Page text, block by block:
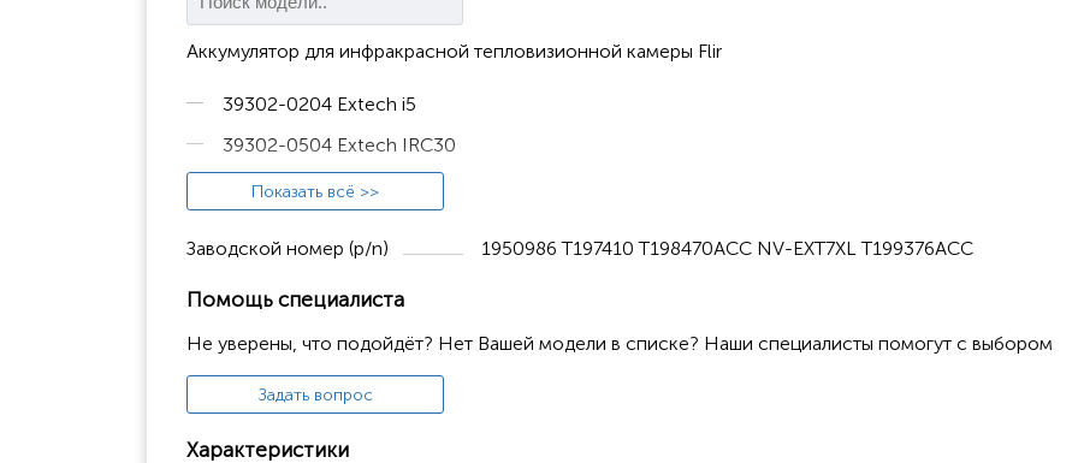
Аккумулятор для инфракрасной тепловизионной камеры Flir
39302-0204 Extech i5
39302-0504 Extech IRC30
39301-0403 FLIR i3
60101-0409 FLIR i2
60101-0101 FLIR i3
60101-0201 FLIR i5
Показать всё >>
Заводской номер (p/n) 1950986 T197410 T198470ACC NV-EXT7XL T199376ACC
Помощь специалиста
Не уверены, что подойдёт? Нет Вашей модели в списке? Наши специалисты помогут с выбором
Задать вопрос
Характеристики